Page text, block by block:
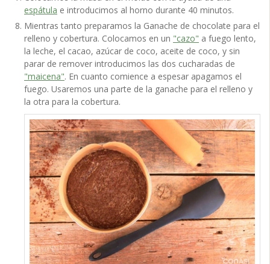
espátula e introducimos al horno durante 40 minutos.
Mientras tanto preparamos la Ganache de chocolate para el
relleno y cobertura. Colocamos en un "cazo" a fuego lento,
la leche, el cacao, azúcar de coco, aceite de coco, y sin
parar de remover introducimos las dos cucharadas de
"maicena". En cuanto comience a espesar apagamos el
fuego. Usaremos una parte de la ganache para el relleno y
la otra para la cobertura.